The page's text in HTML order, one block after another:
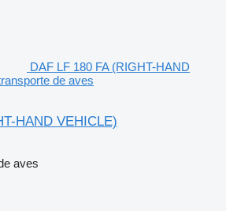
DAF LF 180 FA (RIGHT-HAND
de aves
HAND VEHICLE)
aves